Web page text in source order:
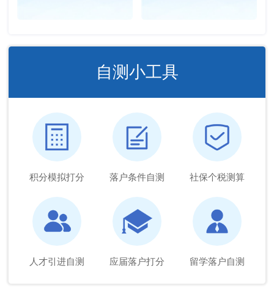
自测小工具
积分模拟打分 落户条件自测 社保个税测算
人才引进自测 应届落户打分 留学落户自测